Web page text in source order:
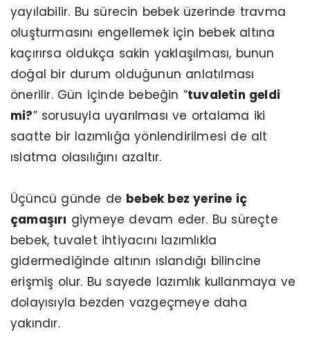
yayılabilir. Bu sürecin bebek üzerinde travma
oluşturmasını engellemek için bebek altına
kaçırırsa oldukça sakin yaklaşılması, bunun
doğal bir durum olduğunun anlatılması
önerilir. Gün içinde bebeğin “tuvaletin geldi
mi?” sorusuyla uyarılması ve ortalama iki
saatte bir lazımlığa yönlendirilmesi de alt
ıslatma olasılığını azaltır.
Üçüncü günde de bebek bez yerine iç
çamaşırı giymeye devam eder. Bu süreçte
bebek, tuvalet ihtiyacını lazımlıkla
gidermediğinde altının ıslandığı bilincine
erişmiş olur. Bu sayede lazımlık kullanmaya ve
dolayısıyla bezden vazgeçmeye daha
yakındır.